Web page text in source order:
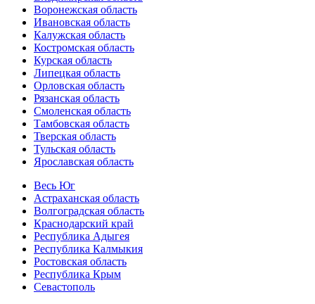
Воронежская область
Ивановская область
Калужская область
Костромская область
Курская область
Липецкая область
Орловская область
Рязанская область
Смоленская область
Тамбовская область
Тверская область
Тульская область
Ярославская область
Весь Юг
Астраханская область
Волгоградская область
Краснодарский край
Республика Адыгея
Республика Калмыкия
Ростовская область
Республика Крым
Севастополь